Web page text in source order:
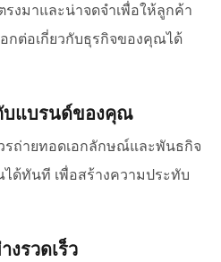
รงมาและน่าจดจำเพื่อให้ลูกค้า
กต่อเกี่ยวกับธุรกิจของคุณได้
บแบรนด์ของคุณ
ถ่ายทอดเอกลักษณ์และพันธกิจ
ด้ทันที เพื่อสร้างความประทับ
งรวดเร็ว